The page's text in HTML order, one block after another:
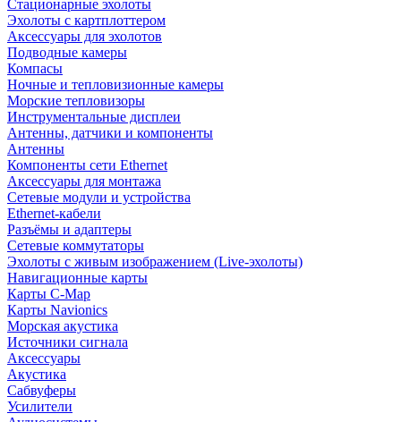
Стационарные эхолоты
Эхолоты с картплоттером
Аксессуары для эхолотов
Подводные камеры
Компасы
Ночные и тепловизионные камеры
Морские тепловизоры
Инструментальные дисплеи
Антенны, датчики и компоненты
Антенны
Компоненты сети Ethernet
Аксессуары для монтажа
Сетевые модули и устройства
Ethernet-кабели
Разъёмы и адаптеры
Сетевые коммутаторы
Эхолоты с живым изображением (Live-эхолоты)
Навигационные карты
Карты C-Map
Карты Navionics
Морская акустика
Источники сигнала
Аксессуары
Акустика
Сабвуферы
Усилители